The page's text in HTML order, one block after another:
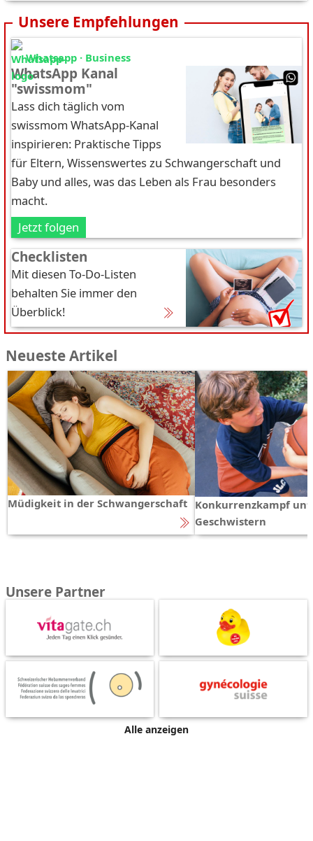
Unsere Empfehlungen
Whatsapp · Business
WhatsApp Kanal
"swissmom"
Lass dich täglich vom
swissmom WhatsApp-Kanal
inspirieren: Praktische Tipps
für Eltern, Wissenswertes zu Schwangerschaft und
Baby und alles, was das Leben als Frau besonders
macht.
Jetzt folgen
Checklisten
Mit diesen To-Do-Listen
behalten Sie immer den
Überblick!
Neueste Artikel
Müdigkeit in der Schwangerschaft
Konkurrenzkampf
Geschwistern
Unsere Partner
Alle anzeigen